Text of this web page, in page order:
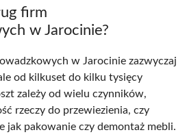
firm
w Jarocinie?
w Jarocinie zazwyczaj
od kilkuset do kilku tysięcy
zależy od wielu czynników,
rzeczy do przewiezienia, czy
jak pakowanie czy demontaż mebli.